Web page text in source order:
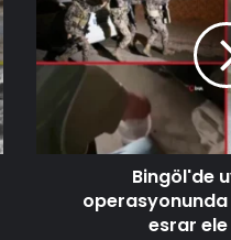
Bingöl'de
esrar